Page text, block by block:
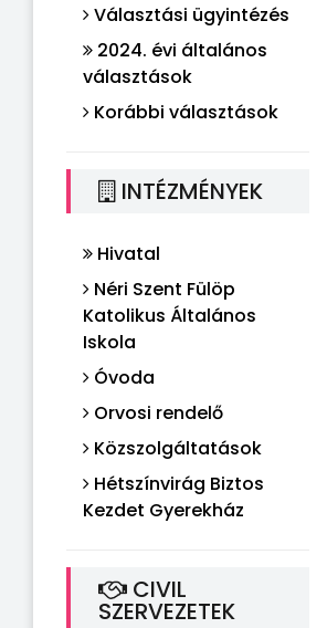
Választási ügyintézés
2024. évi általános
választások
Korábbi választások
INTÉZMÉNYEK
Hivatal
Néri Szent Fülöp
Katolikus Általános
Iskola
Óvoda
Orvosi rendelő
Közszolgáltatások
Hétszínvirág Biztos
Kezdet Gyerekház
CIVIL
SZERVEZETEK